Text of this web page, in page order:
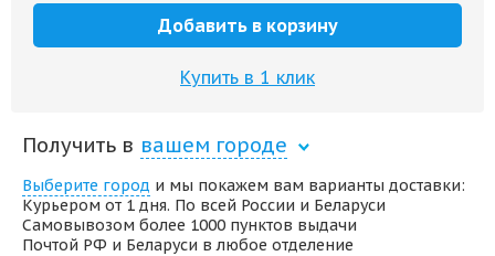
Добавить в корзину
Купить в 1 клик
Получить в вашем городе
Выберите город и мы покажем вам варианты доставки:
Курьером от 1 дня. По всей России и Беларуси
Самовывозом более 1000 пунктов выдачи
Почтой РФ и Беларуси в любое отделение